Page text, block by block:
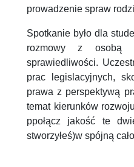
prowadzenie spraw
Spotkanie było dla
rozmowy z osobą
sprawiedliwości.
prac legislacyjnych,
prawa z perspektywą
temat kierunków
ppołącz jakość te
stworzyłeś)w spójną